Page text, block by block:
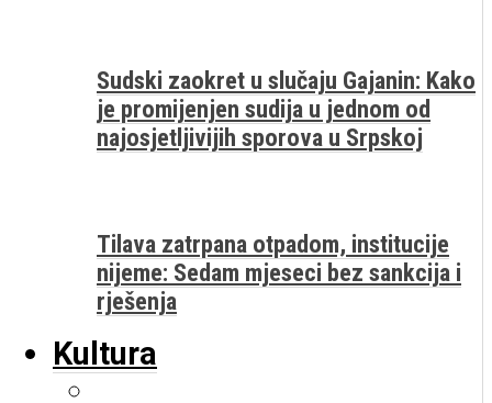
Sudski zaokret u slučaju Gajanin: Kako
je promijenjen sudija u jednom od
najosjetljivijih sporova u Srpskoj
Tilava zatrpana otpadom, institucije
nijeme: Sedam mjeseci bez sankcija i
rješenja
Kultura